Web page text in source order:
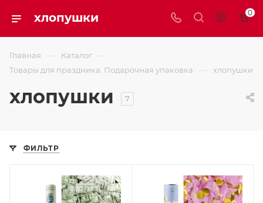
хлопушки 0
Главная — Каталог —
Товары для праздника. Подарочная упаковка — хлопушки
хлопушки 7
ФИЛЬТР